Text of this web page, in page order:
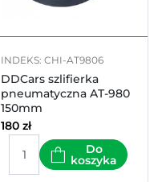
INDEKS: CHI-AT9806
DDCars szlifierka
pneumatyczna AT-980
150mm
180 zł
Do
koszyka